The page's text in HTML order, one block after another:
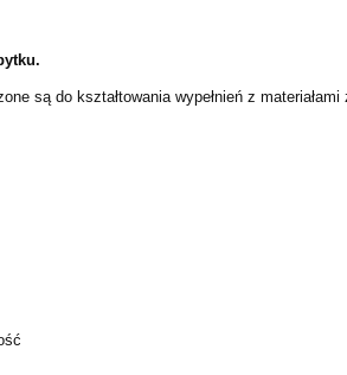
są do kształtowania wypełnień z